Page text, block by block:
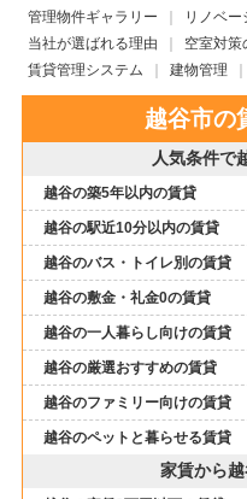
管理物件ギャラリー
リノベー
当社が選ばれる理由
空室対策
賃貸管理システム
建物管理
越谷市の
人気条件で
越谷の築5年以内の賃貸
越谷の駅近10分以内の賃貸
越谷のバス・トイレ別の賃貸
越谷の敷金・礼金0の賃貸
越谷の一人暮らし向けの賃貸
越谷の厳選おすすめの賃貸
越谷のファミリー向けの賃貸
越谷のペットと暮らせる賃貸
家賃から